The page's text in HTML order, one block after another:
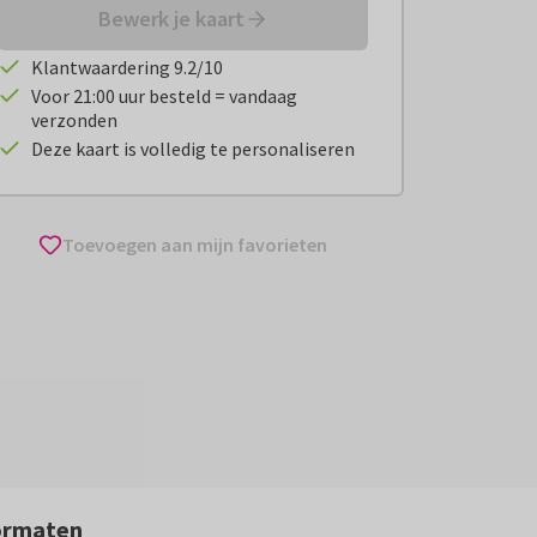
Bewerk je kaart
Klantwaardering 9.2/10
Voor 21:00 uur besteld = vandaag
verzonden
Deze kaart is volledig te personaliseren
Toevoegen aan mijn favorieten